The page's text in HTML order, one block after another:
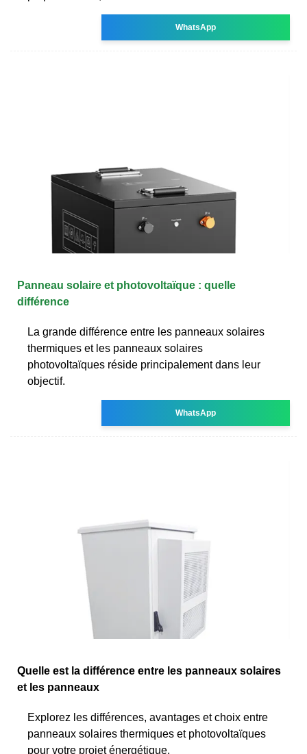
WhatsApp
Panneau solaire et photovoltaïque : quelle
différence
La grande différence entre les panneaux solaires
thermiques et les panneaux solaires
photovoltaïques réside principalement dans leur
objectif.
WhatsApp
Quelle est la différence entre les panneaux solaires
et les panneaux
Explorez les différences, avantages et choix entre
panneaux solaires thermiques et photovoltaïques
pour votre projet énergétique.